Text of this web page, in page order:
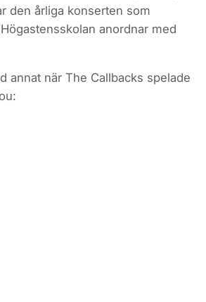
den årliga konserten som
anordnar med
annat när The Callbacks spelade